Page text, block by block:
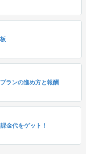
ランの進め方と報酬
金代をゲット！